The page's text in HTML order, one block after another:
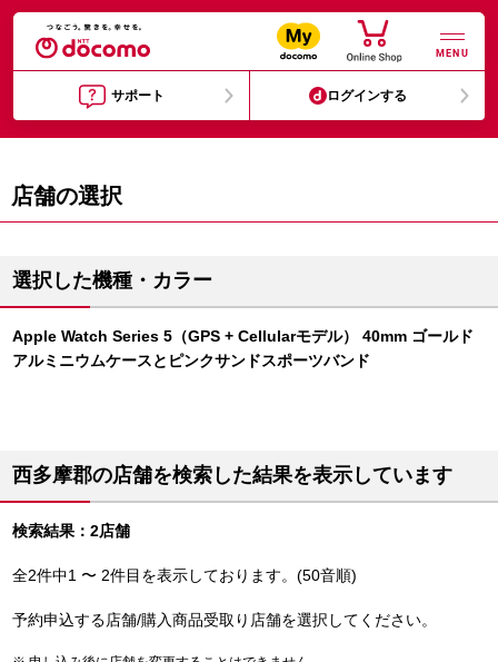
MENU
サポート ログインする
店舗の選択
選択した機種・カラー
Apple Watch Series 5（GPS + Cellularモデル） 40mm ゴールド
アルミニウムケースとピンクサンドスポーツバンド
西多摩郡の店舗を検索した結果を表示しています
検索結果：2店舗
全2件中1 〜 2件目を表示しております。(50音順)
予約申込する店舗/購入商品受取り店舗を選択してください。